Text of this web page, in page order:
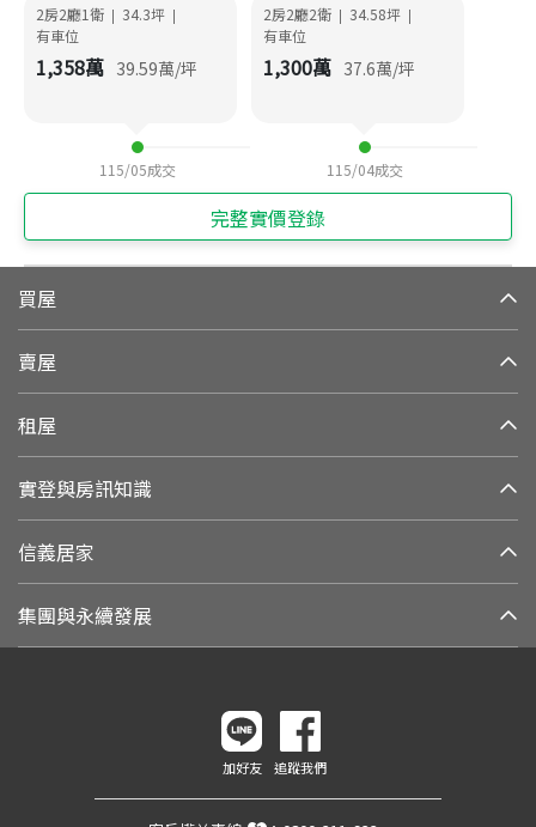
2房2廳1衛 | 34.3坪 |
有車位
1,358萬 39.59萬/坪
115/05成交
2房2廳2衛 | 34.58坪 |
有車位
1,300萬 37.6萬/坪
115/04成交
完整實價登錄
買屋
賣屋
租屋
實登與房訊知識
信義居家
集團與永續發展
加好友 追蹤我們